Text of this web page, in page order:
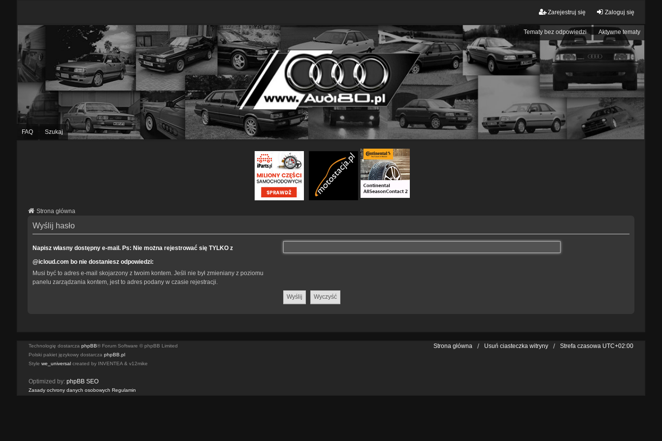
Zaloguj się
Zarejestruj się
Tematy bez odpowiedzi Aktywne tematy
FAQ Szukaj
Strona główna
Wyślij hasło
Napisz własny dostępny e-mail. Ps: Nie można rejestrować się TYLKO z
@icloud.com bo nie dostaniesz odpowiedzi:
Musi być to adres e-mail skojarzony z twoim kontem. Jeśli nie był zmieniany z poziomu
panelu zarządzania kontem, jest to adres podany w czasie rejestracji.
Strona główna Usuń ciasteczka witryny Strefa czasowa UTC+02:00
Technologię dostarcza phpBB® Forum Software © phpBB Limited
Polski pakiet językowy dostarcza phpBB.pl
Style we_universalcreated by INVENTEA & v12mike
Optimized by: phpBB SEO
Zasady ochrony danych osobowych Regulamin